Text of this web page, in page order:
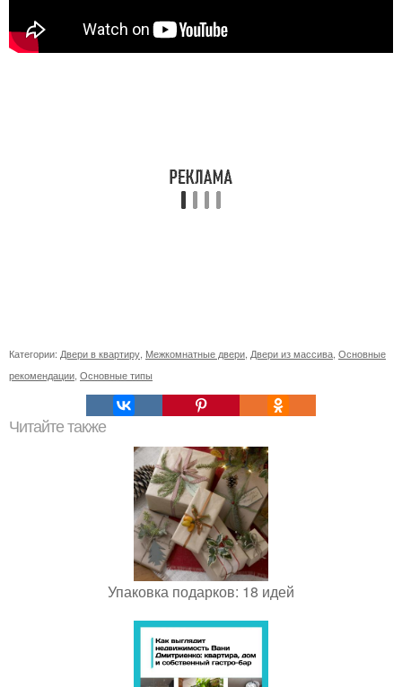
Категории: Двери в квартиру Межкомнатные двери Двери из массива Основные
рекомендации Основные типы
Читайте также
Упаковка подарков: 18 идей